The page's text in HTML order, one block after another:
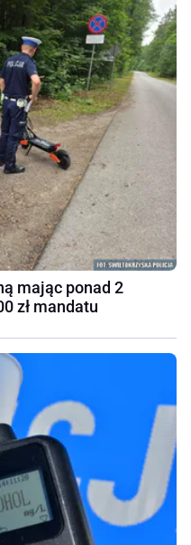
mając ponad 2
zł mandatu